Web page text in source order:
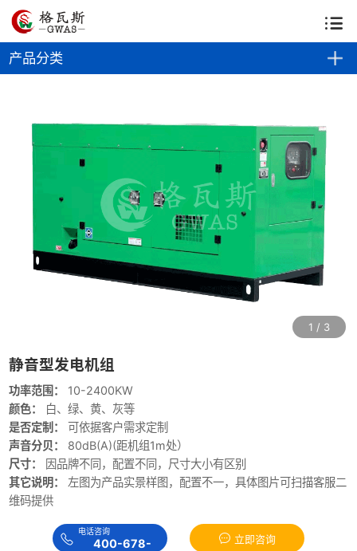
公司首页 资讯中心
产品分类
1 / 3
静音型发电机组
功率范围：
10-2400KW
颜色：
白、绿、黄、灰等
是否定制：
可依据客户需求定制
声音分贝：
80dB(A)(距机组1m处）
尺寸：
因品牌不同，配置不同，尺寸大小有区别
其它说明：
左图为产品实景样图，配置不一，具体图片可扫描客服二
维码提供
电话咨询
400-678-
立即咨询